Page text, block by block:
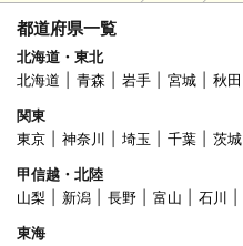
都道府県一覧
北海道・東北
北海道
青森 岩手 宮城 秋田
関東
東京
神奈川 埼玉 千葉 茨城
甲信越・北陸
山梨
新潟 長野 富山 石川
東海